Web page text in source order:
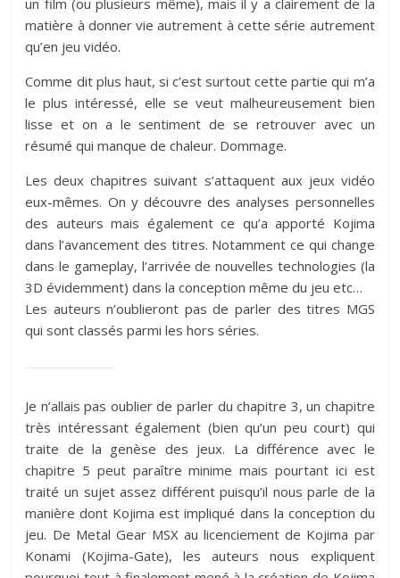
matière à donner vie autrement à cette série autrement
qu’en jeu vidéo.
Comme dit plus haut, si c’est surtout cette partie qui m’a
le plus intéressé, elle se veut malheureusement bien
lisse et on a le sentiment de se retrouver avec un
résumé qui manque de chaleur. Dommage.
Les deux chapitres suivant s’attaquent aux jeux vidéo
eux-mêmes. On y découvre des analyses personnelles
des auteurs mais également ce qu’a apporté Kojima
dans l’avancement des titres. Notamment ce qui change
dans le gameplay, l’arrivée de nouvelles technologies (la
3D évidemment) dans la conception même du jeu etc…
Les auteurs n’oublieront pas de parler des titres MGS
qui sont classés parmi les hors séries.
Je n’allais pas oublier de parler du chapitre 3, un chapitre
très intéressant également (bien qu’un peu court) qui
traite de la genèse des jeux. La différence avec le
chapitre 5 peut paraître minime mais pourtant ici est
traité un sujet assez différent puisqu’il nous parle de la
manière dont Kojima est impliqué dans la conception du
jeu. De Metal Gear MSX au licenciement de Kojima par
Konami (Kojima-Gate), les auteurs nous expliquent